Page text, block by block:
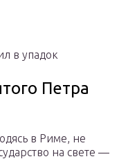
в упадок
Петра
в Риме, не
на свете —